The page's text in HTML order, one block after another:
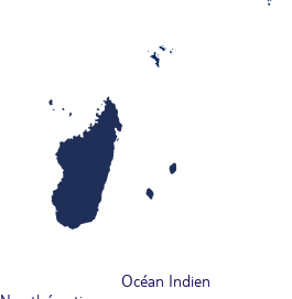
Océan Indien